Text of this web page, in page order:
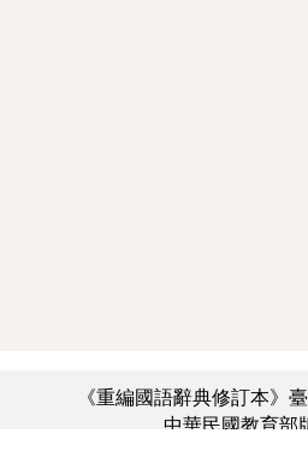
《重編國語辭典修訂本》
中華民國教育部